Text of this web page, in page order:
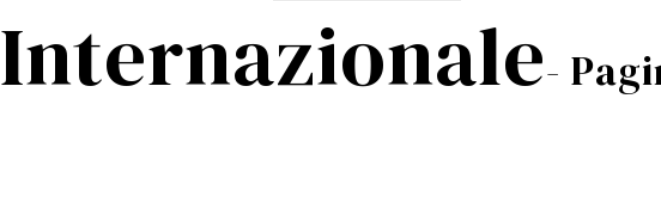
Internazionale-